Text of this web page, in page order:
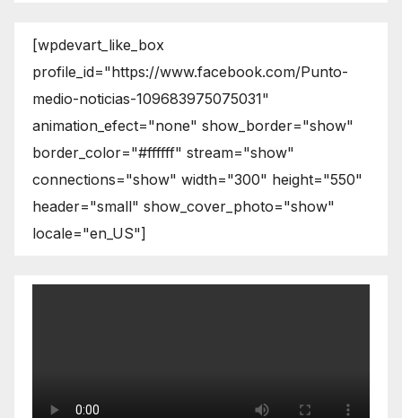
[wpdevart_like_box
profile_id="https://www.facebook.com/Punto-
medio-noticias-109683975075031"
animation_efect="none" show_border="show"
border_color="#ffffff" stream="show"
connections="show" width="300" height="550"
header="small" show_cover_photo="show"
locale="en_US"]